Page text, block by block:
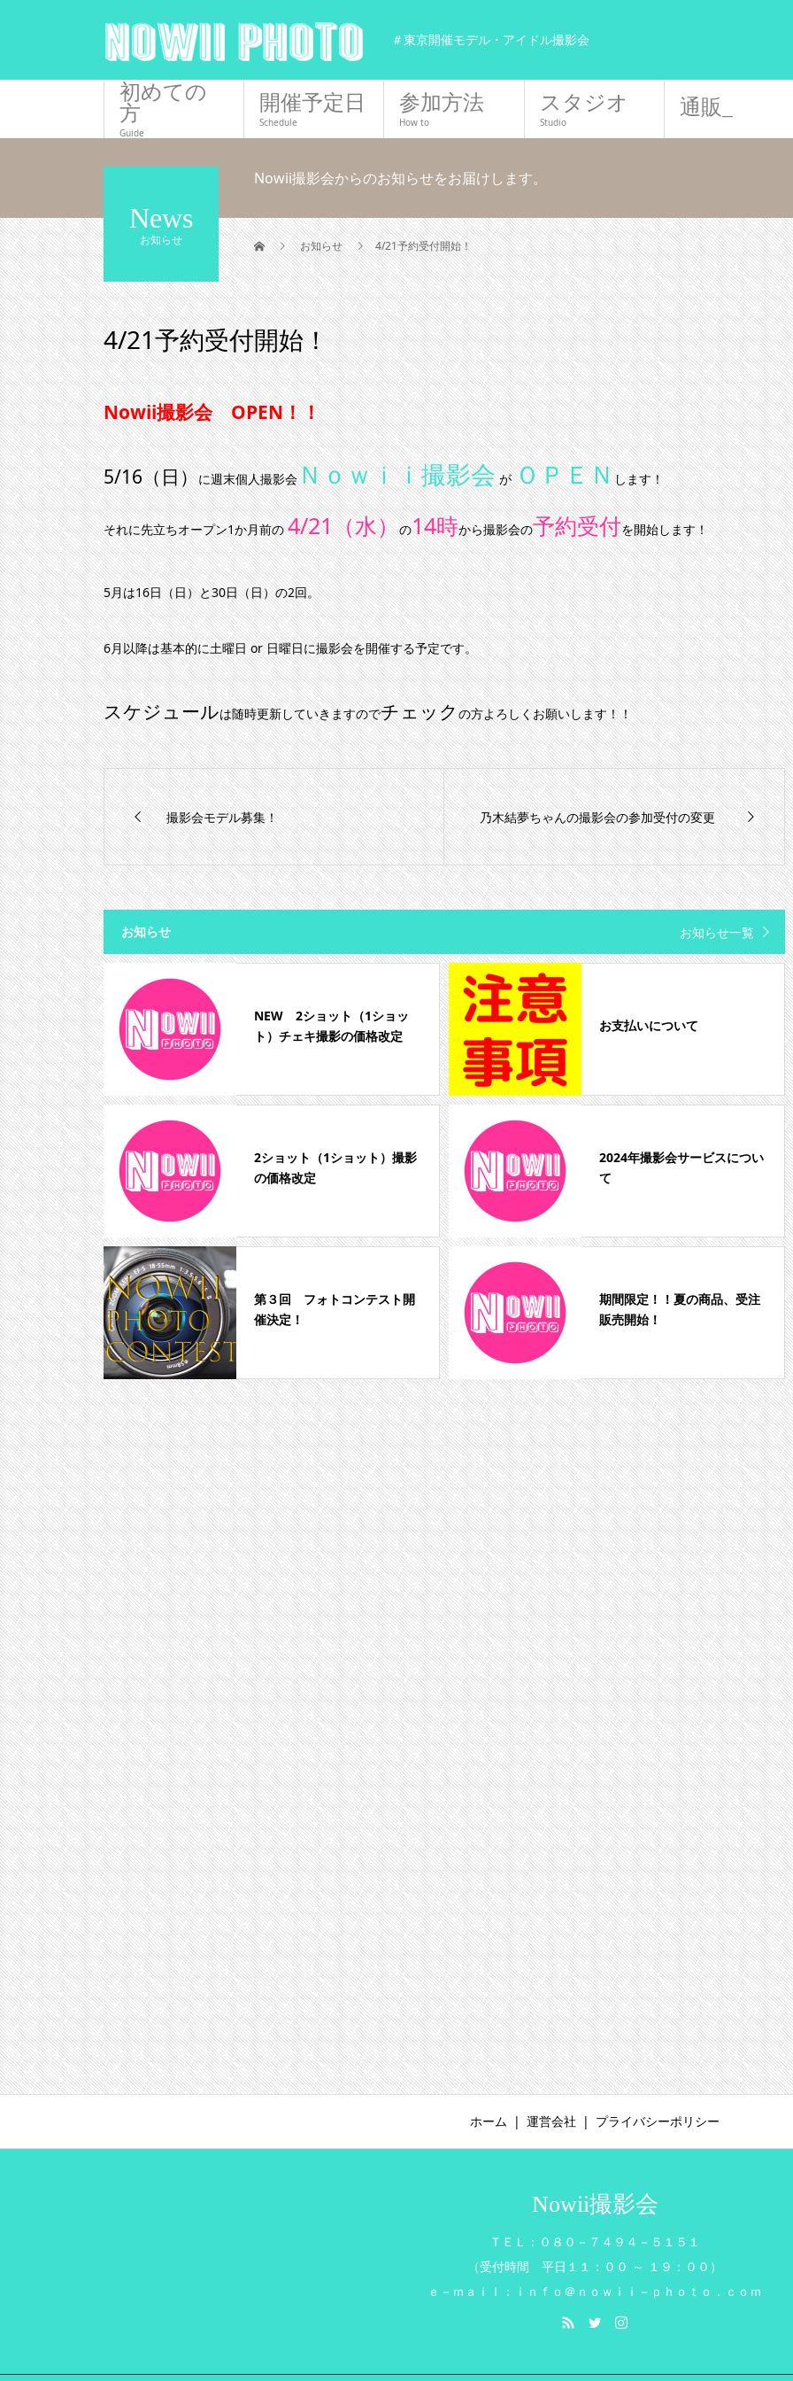
＃東京開催モデル・アイドル撮影会
初めての
方
Guide
開催予定日
Schedule
参加方法
How to
スタジオ
Studio
通販_
News
お知らせ
Nowii撮影会からのお知らせをお届けします。
お知らせ 4/21予約受付開始！
4/21予約受付開始！
Nowii撮影会 OPEN！！
5/16（日）に週末個人撮影会Ｎｏｗｉｉ撮影会がＯＰＥＮします！
それに先立ちオープン1か月前の4/21（水）の14時から撮影会の予約受付を開始します！
5月は16日（日）と30日（日）の2回。
6月以降は基本的に土曜日 or 日曜日に撮影会を開催する予定です。
スケジュールは随時更新していきますのでチェックの方よろしくお願いします！！
撮影会モデル募集！ 乃木結夢ちゃんの撮影会の参加受付の変更
お知らせ お知らせ一覧
NEW 2ショット（1ショッ
ト）チェキ撮影の価格改定
お支払いについて
2ショット（1ショット）撮影
の価格改定
2024年撮影会サービスについ
て
第３回 フォトコンテスト開
催決定！
期間限定！！夏の商品、受注
販売開始！
ホーム 運営会社 プライバシーポリシー
Nowii撮影会
ＴＥＬ：０８０－７４９４－５１５１
（受付時間 平日１１：００ ～ １９：００）
ｅ－ｍａｉｌ：ｉｎｆｏ＠ｎｏｗｉｉ－ｐｈｏｔｏ．ｃｏｍ